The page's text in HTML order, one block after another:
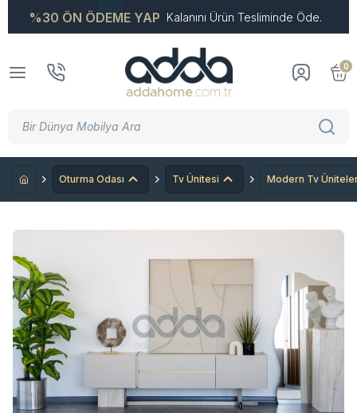
%30 ÖN ÖDEME YAP Kalanını Ürün Tesliminde Öde.
0
Oturma Odası Tv Ünitesi Modern Tv